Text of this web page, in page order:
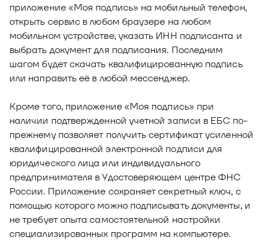
приложение «Моя подпись» на мобильный телефон,
открыть сервис в любом браузере на любом
мобильном устройстве, указать ИНН подписанта и
выбрать документ для подписания. Последним
шагом будет скачать квалифицированную подпись
или направить её в любой мессенджер.
Кроме того, приложение «Моя подпись» при
наличии подтвержденной учетной записи в ЕБС по-
прежнему позволяет получить сертификат усиленной
квалифицированной электронной подписи для
юридического лица или индивидуального
предпринимателя в Удостоверяющем центре ФНС
России. Приложение сохраняет секретный ключ, с
помощью которого можно подписывать документы, и
не требует опыта самостоятельной настройки
специализированных программ на компьютере.